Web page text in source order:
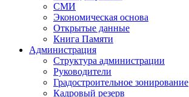
СМИ
Экономическая основа
Открытые данные
Книга Памяти
Администрация
Структура администрации
Руководители
Градостроительное зонирование
Кадровый резерв